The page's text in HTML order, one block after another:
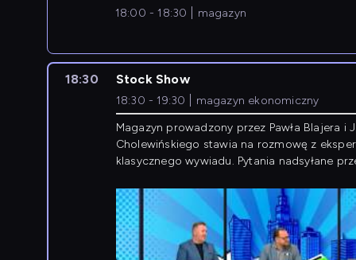
18:00 - 18:30 magazyn
18:30 Stock Show
18:30 - 19:30
magazyn ekonomiczny
Magazyn prowadzony przez Pawła Blajera i
Cholewińskiego stawia na rozmowę z
klasycznego wywiadu. Pytania nadsyłane